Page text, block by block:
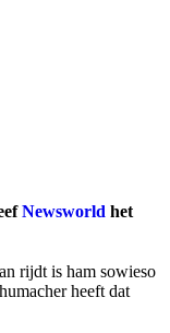
Newsworld het
rijdt is ham sowieso
heeft dat